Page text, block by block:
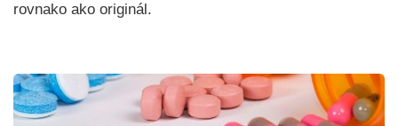
rovnako ako originál.